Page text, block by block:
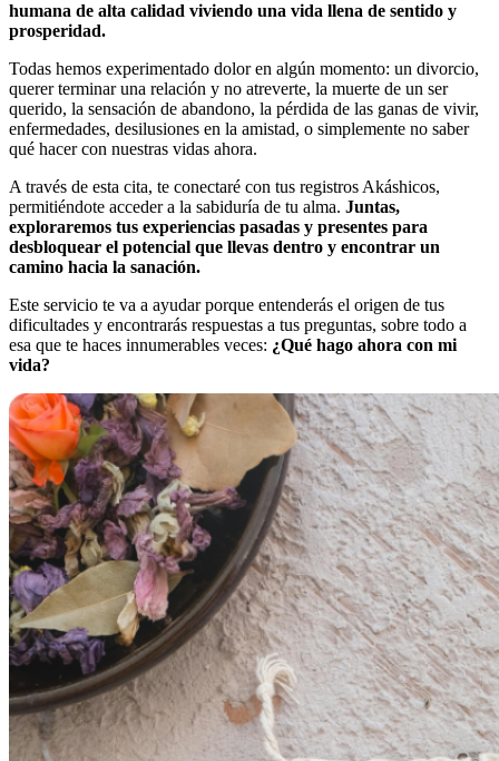
humana de alta calidad viviendo una vida llena de sentido y
prosperidad.
Todas hemos experimentado dolor en algún momento: un divorcio,
querer terminar una relación y no atreverte, la muerte de un ser
querido, la sensación de abandono, la pérdida de las ganas de vivir,
enfermedades, desilusiones en la amistad, o simplemente no saber
qué hacer con nuestras vidas ahora.
A través de esta cita, te conectaré con tus registros Akáshicos,
permitiéndote acceder a la sabiduría de tu alma. Juntas,
exploraremos tus experiencias pasadas y presentes para
desbloquear el potencial que llevas dentro y encontrar un
camino hacia la sanación.
Este servicio te va a ayudar porque entenderás el origen de tus
dificultades y encontrarás respuestas a tus preguntas, sobre todo a
esa que te haces innumerables veces: ¿Qué hago ahora con mi
vida?